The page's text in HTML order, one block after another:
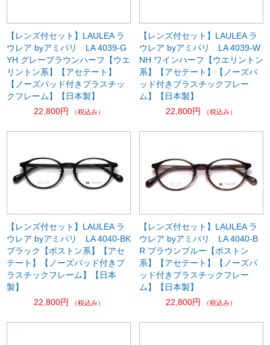
【レンズ付セット】LAULEA ラ
ウレア byアミパリ LA 4039-G
YH グレーブラウンハーフ【ウエ
リントン系】【アセテート】
【ノーズパッド付きプラスチッ
クフレーム】【日本製】
22,800円
（税込み）
【レンズ付セット】LAULEA ラ
ウレア byアミパリ LA 4039-W
NH ワインハーフ【ウエリントン
系】【アセテート】【ノーズパ
ッド付きプラスチックフレー
ム】【日本製】
22,800円
（税込み）
【レンズ付セット】LAULEA ラ
ウレア byアミパリ LA 4040-BK
ブラック【ボストン系】【アセ
テート】【ノーズパッド付きプ
ラスチックフレーム】【日本
製】
22,800円
（税込み）
【レンズ付セット】LAULEA ラ
ウレア byアミパリ LA 4040-B
R ブラウンブルー【ボストン
系】【アセテート】【ノーズパ
ッド付きプラスチックフレー
ム】【日本製】
22,800円
（税込み）